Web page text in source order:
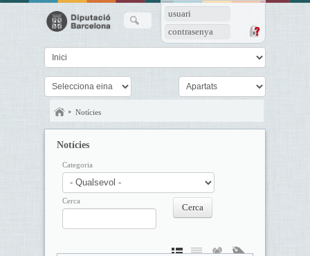
usuari
contrasenya
Notícies
Notícies
Categoria
Cerca